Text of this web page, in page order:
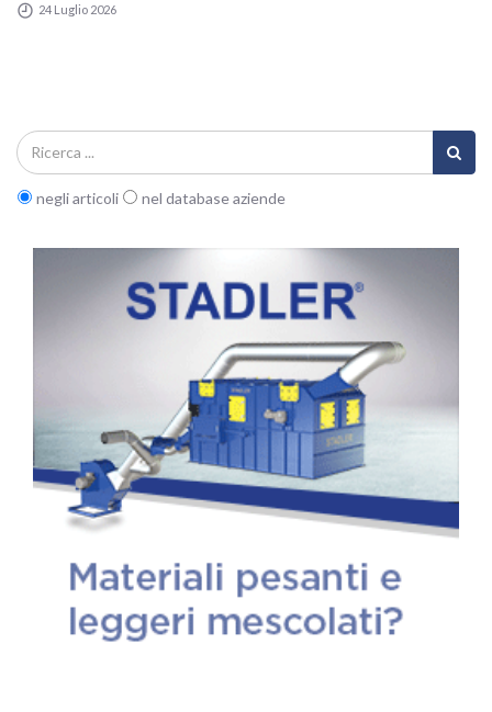
24 Luglio 2026
negli articoli nel database aziende